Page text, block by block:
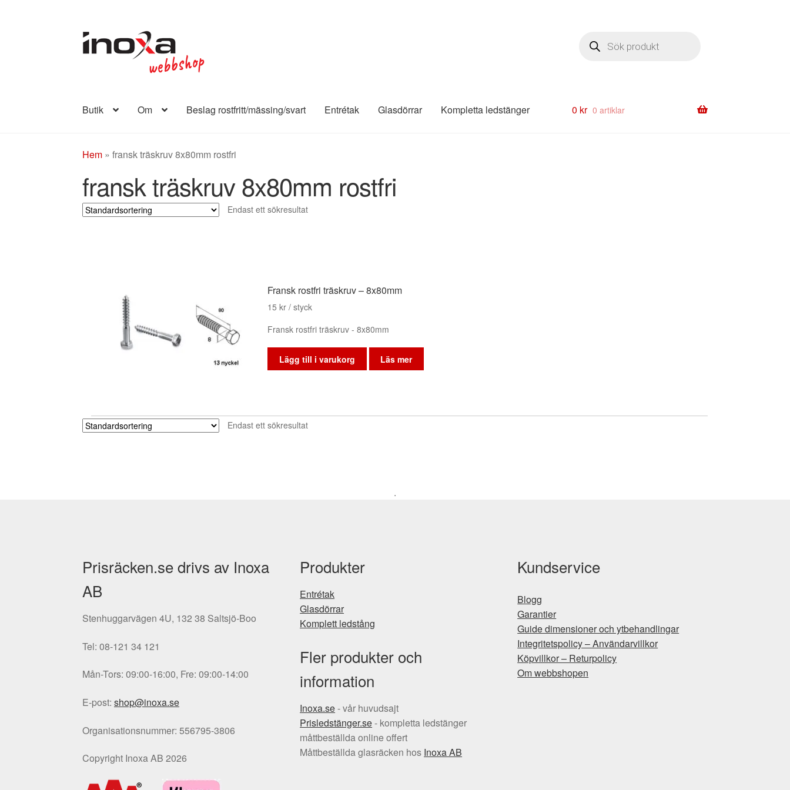
Hoppa
till
Hoppa
till
Butik Om Beslag rostfritt/mässing/svart Entrétak Glasdörrar Kompletta ledstänger 0 kr 0 artiklar
Hem »fransk träskruv 8x80mm rostfri
fransk träskruv 8x80mm rostfri
Endast ett sökresultat
Fransk rostfri träskruv – 8x80mm
15kr / styck
Fransk rostfri träskruv - 8x80mm
Lägg till i varukorg Läs mer
Endast ett sökresultat
.
Prisräcken.se drivs av Inoxa
AB
Stenhuggarvägen 4U, 132 38 Saltsjö-Boo
Tel: 08-121 34 121
Mån-Tors: 09:00-16:00, Fre: 09:00-14:00
E-post:shop@inoxa.se
Organisationsnummer: 556795-3806
Copyright Inoxa AB 2026
Produkter
Entrétak
Glasdörrar
Komplett ledstång
Fler produkter och
information
Inoxa.se- vår huvudsajt
Prisledstänger.se- kompletta ledstänger
måttbeställda online offert
Måttbeställda glasräcken hos Inoxa AB
Kundservice
Blogg
Garantier
Guide dimensioner och ytbehandlingar
Integritetspolicy – Användarvillkor
Köpvillkor – Returpolicy
Om webbshopen